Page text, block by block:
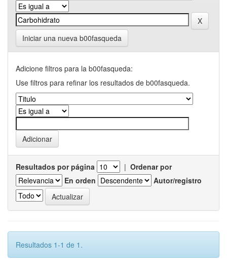
Iniciar una nueva b00fasqueda
Adicione filtros para la b00fasqueda:
Use filtros para refinar los resultados de b00fasqueda.
Resultados por página | Ordenar por
En orden
Autor/registro
Resultados 1-1 de 1.